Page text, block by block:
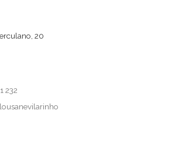
20
232